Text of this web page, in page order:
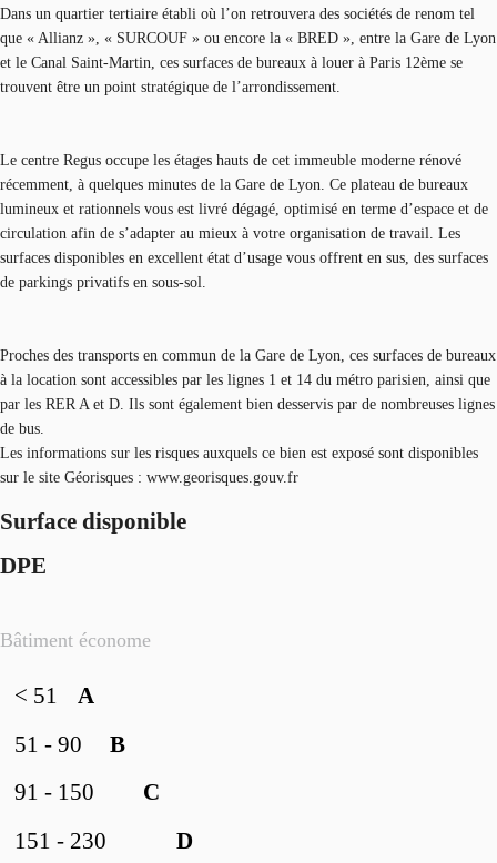
Dans un quartier tertiaire établi où l’on retrouvera des sociétés de renom tel
que « Allianz », « SURCOUF » ou encore la « BRED », entre la Gare de Lyon
et le Canal Saint-Martin, ces surfaces de bureaux à louer à Paris 12ème se
trouvent être un point stratégique de l’arrondissement.
Le centre Regus occupe les étages hauts de cet immeuble moderne rénové
récemment, à quelques minutes de la Gare de Lyon. Ce plateau de bureaux
lumineux et rationnels vous est livré dégagé, optimisé en terme d’espace et de
circulation afin de s’adapter au mieux à votre organisation de travail. Les
surfaces disponibles en excellent état d’usage vous offrent en sus, des surfaces
de parkings privatifs en sous-sol.
Proches des transports en commun de la Gare de Lyon, ces surfaces de bureaux
à la location sont accessibles par les lignes 1 et 14 du métro parisien, ainsi que
par les RER A et D. Ils sont également bien desservis par de nombreuses lignes
de bus.
Les informations sur les risques auxquels ce bien est exposé sont disponibles
sur le site Géorisques : www.georisques.gouv.fr
Surface disponible
DPE
Bâtiment économe
A
< 51
B
51 - 90
C
91 - 150
D
151 - 230